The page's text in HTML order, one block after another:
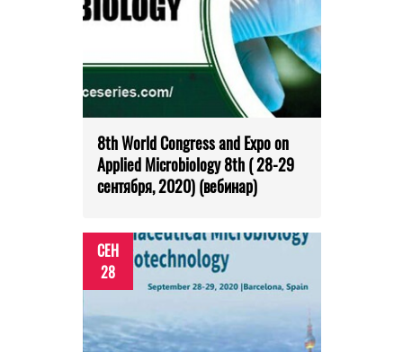
8th World Congress and Expo on
Applied Microbiology 8th ( 28-29
сентября, 2020) (вебинар)
СЕН
28